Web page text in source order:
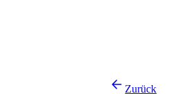
Zurück